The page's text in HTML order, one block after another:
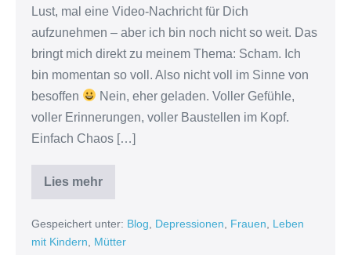
Lust, mal eine Video-Nachricht für Dich
aufzunehmen – aber ich bin noch nicht so weit. Das
bringt mich direkt zu meinem Thema: Scham. Ich
bin momentan so voll. Also nicht voll im Sinne von
besoffen
Nein, eher geladen. Voller Gefühle,
voller Erinnerungen, voller Baustellen im Kopf.
Einfach Chaos […]
Lies mehr
Scham
Gespeichert unter: Blog Depressionen Frauen
Leben
mit Kindern
Mütter